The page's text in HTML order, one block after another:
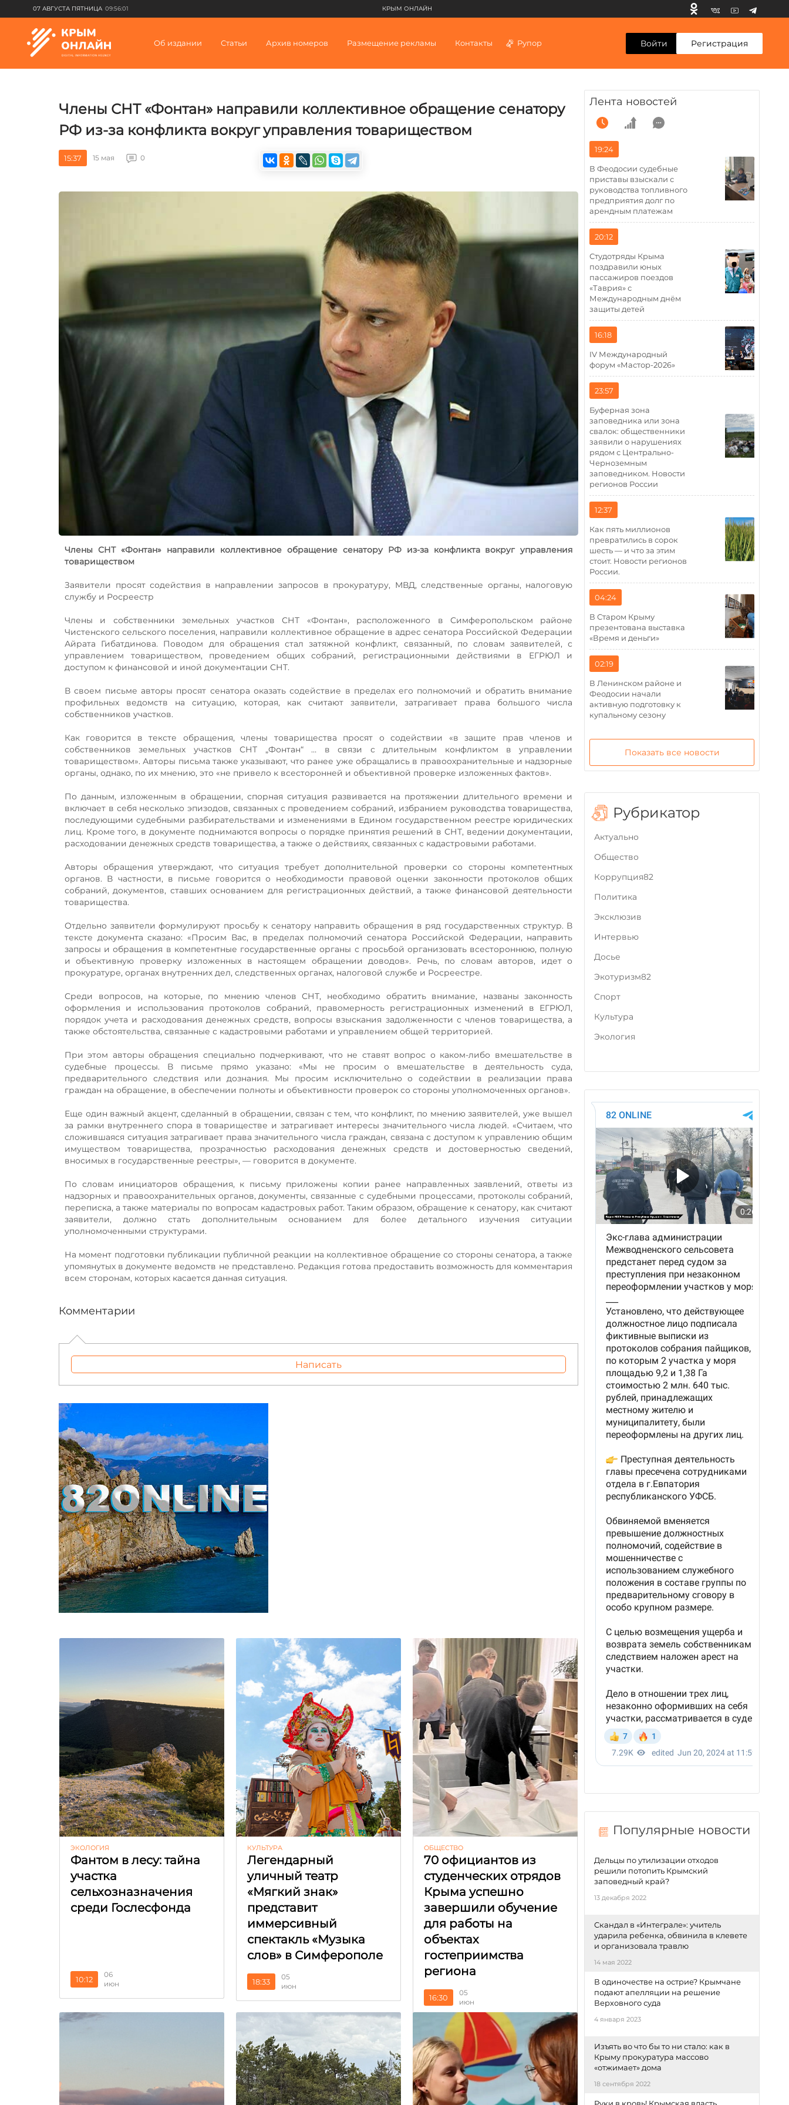
07 АВГУСТА ПЯТНИЦА 09:56:01 КРЫМ ОНЛАЙН
Об издании Статьи Архив номеров Размещение рекламы Контакты Рупор Войти Регистрация
Члены СНТ «Фонтан» направили коллективное обращение сенатору
РФ из-за конфликта вокруг управления товариществом
15:37 15 мая 0
Члены СНТ «Фонтан» направили коллективное обращение сенатору РФ из-за конфликта вокруг управления
товариществом
Заявители просят содействия в направлении запросов в прокуратуру, МВД, следственные органы, налоговую
службу и Росреестр
Члены и собственники земельных участков СНТ «Фонтан», расположенного в Симферопольском районе
Чистенского сельского поселения, направили коллективное обращение в адрес сенатора Российской Федерации
Айрата Гибатдинова. Поводом для обращения стал затяжной конфликт, связанный, по словам заявителей, с
управлением товариществом, проведением общих собраний, регистрационными действиями в ЕГРЮЛ и
доступом к финансовой и иной документации СНТ.
В своем письме авторы просят сенатора оказать содействие в пределах его полномочий и обратить внимание
профильных ведомств на ситуацию, которая, как считают заявители, затрагивает права большого числа
собственников участков.
Как говорится в тексте обращения, члены товарищества просят о содействии «в защите прав членов и
собственников земельных участков СНТ „Фонтан“ … в связи с длительным конфликтом в управлении
товариществом». Авторы письма также указывают, что ранее уже обращались в правоохранительные и надзорные
органы, однако, по их мнению, это «не привело к всесторонней и объективной проверке изложенных фактов».
По данным, изложенным в обращении, спорная ситуация развивается на протяжении длительного времени и
включает в себя несколько эпизодов, связанных с проведением собраний, избранием руководства товарищества,
последующими судебными разбирательствами и изменениями в Едином государственном реестре юридических
лиц. Кроме того, в документе поднимаются вопросы о порядке принятия решений в СНТ, ведении документации,
расходовании денежных средств товарищества, а также о действиях, связанных с кадастровыми работами.
Авторы обращения утверждают, что ситуация требует дополнительной проверки со стороны компетентных
органов. В частности, в письме говорится о необходимости правовой оценки законности протоколов общих
собраний, документов, ставших основанием для регистрационных действий, а также финансовой деятельности
товарищества.
Отдельно заявители формулируют просьбу к сенатору направить обращения в ряд государственных структур. В
тексте документа сказано: «Просим Вас, в пределах полномочий сенатора Российской Федерации, направить
запросы и обращения в компетентные государственные органы с просьбой организовать всестороннюю, полную
и объективную проверку изложенных в настоящем обращении доводов». Речь, по словам авторов, идет о
прокуратуре, органах внутренних дел, следственных органах, налоговой службе и Росреестре.
Среди вопросов, на которые, по мнению членов СНТ, необходимо обратить внимание, названы законность
оформления и использования протоколов собраний, правомерность регистрационных изменений в ЕГРЮЛ,
порядок учета и расходования денежных средств, вопросы взыскания задолженности с членов товарищества, а
также обстоятельства, связанные с кадастровыми работами и управлением общей территорией.
При этом авторы обращения специально подчеркивают, что не ставят вопрос о каком-либо вмешательстве в
судебные процессы. В письме прямо указано: «Мы не просим о вмешательстве в деятельность суда,
предварительного следствия или дознания. Мы просим исключительно о содействии в реализации права
граждан на обращение, в обеспечении полноты и объективности проверок со стороны уполномоченных органов».
Еще один важный акцент, сделанный в обращении, связан с тем, что конфликт, по мнению заявителей, уже вышел
за рамки внутреннего спора в товариществе и затрагивает интересы значительного числа людей. «Считаем, что
сложившаяся ситуация затрагивает права значительного числа граждан, связана с доступом к управлению общим
имуществом товарищества, прозрачностью расходования денежных средств и достоверностью сведений,
вносимых в государственные реестры», — говорится в документе.
По словам инициаторов обращения, к письму приложены копии ранее направленных заявлений, ответы из
надзорных и правоохранительных органов, документы, связанные с судебными процессами, протоколы собраний,
переписка, а также материалы по вопросам кадастровых работ. Таким образом, обращение к сенатору, как считают
заявители, должно стать дополнительным основанием для более детального изучения ситуации
уполномоченными структурами.
На момент подготовки публикации публичной реакции на коллективное обращение со стороны сенатора, а также
упомянутых в документе ведомств не представлено. Редакция готова предоставить возможность для комментария
всем сторонам, которых касается данная ситуация.
Комментарии
Написать
ЭКОЛОГИЯ
Фантом в лесу: тайна
участка
сельхозназначения
среди Гослесфонда
10:12
06
июн
КУЛЬТУРА
Легендарный
уличный театр
«Мягкий знак»
представит
иммерсивный
спектакль «Музыка
слов» в Симферополе
18:33
05
июн
ОБЩЕСТВО
70 официантов из
студенческих отрядов
Крыма успешно
завершили обучение
для работы на
объектах
гостеприимства
региона
16:30
05
июн
Популярные новости
Дельцы по утилизации отходов
решили потопить Крымский
заповедный край?
13 декабря 2022
Скандал в «Интеграле»: учитель
ударила ребенка, обвинила в клевете
и организовала травлю
14 мая 2022
В одиночестве на острие? Крымчане
подают апелляции на решение
Верховного суда
4 января 2023
Изъять во что бы то ни стало: как в
Крыму прокуратура массово
«отжимает» дома
18 сентября 2022
Лента новостей
19:24
В Феодосии судебные
приставы взыскали с
руководства топливного
предприятия долг по
арендным платежам
20:12
Студотряды Крыма
поздравили юных
пассажиров поездов
«Таврия» с
Международным днём
защиты детей
16:18
IV Международный
форум «Мастор-2026»
23:57
Буферная зона
заповедника или зона
свалок: общественники
заявили о нарушениях
рядом с Центрально-
Черноземным
заповедником. Новости
регионов России
12:37
Как пять миллионов
превратились в сорок
шесть — и что за этим
стоит. Новости регионов
России.
04:24
В Старом Крыму
презентована выставка
«Время и деньги»
02:19
В Ленинском районе и
Феодосии начали
активную подготовку к
купальному сезону
Показать все новости
Рубрикатор
Актуально
Общество
Коррупция82
Политика
Эксклюзив
Интервью
Досье
Экотуризм82
Cпорт
Культура
Экология